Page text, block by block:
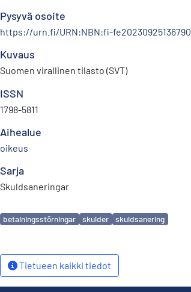
Pysyvä osoite
https://urn.fi/URN:NBN:fi-fe20230925136790
Kuvaus
Suomen virallinen tilasto (SVT)
ISSN
1798-5811
Aihealue
oikeus
Sarja
Skuldsaneringar
Avainsanat
betalningsstörningar skulder skuldsanering
Tietueen kaikki tiedot